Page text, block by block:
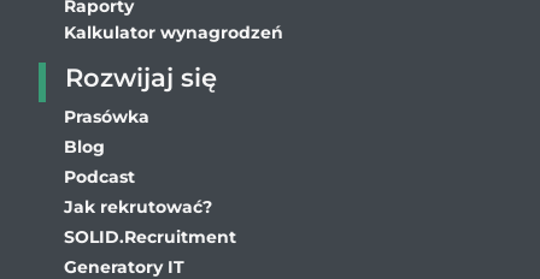
Raporty
Kalkulator wynagrodzeń
Rozwijaj się
Prasówka
Blog
Podcast
Jak rekrutować?
SOLID.Recruitment
Generatory IT